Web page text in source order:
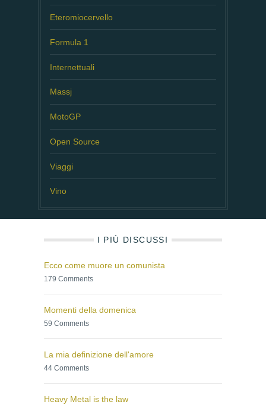
Eteromiocervello
Formula 1
Internettuali
Massj
MotoGP
Open Source
Viaggi
Vino
I PIÙ DISCUSSI
Ecco come muore un comunista
179 Comments
Momenti della domenica
59 Comments
La mia definizione dell'amore
44 Comments
Heavy Metal is the law